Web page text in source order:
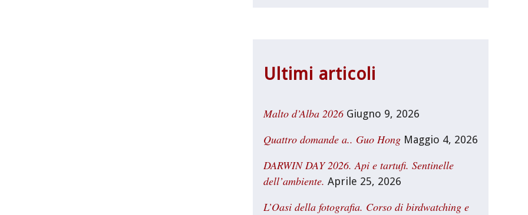
Ultimi articoli
Malto d’Alba 2026 Giugno 9, 2026
Quattro domande a.. Guo Hong Maggio 4, 2026
DARWIN DAY 2026. Api e tartufi. Sentinelle
dell’ambiente. Aprile 25, 2026
L’Oasi della fotografia. Corso di birdwatching e